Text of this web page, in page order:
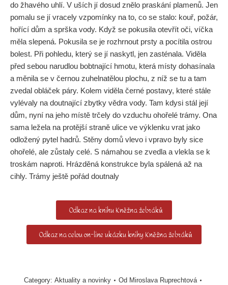
do žhavého uhlí. V uších jí dosud znělo praskání plamenů. Jen
pomalu se jí vracely vzpomínky na to, co se stalo: kouř, požár,
hořící dům a sprška vody. Když se pokusila otevřít oči, víčka
měla slepená. Pokusila se je rozhrnout prsty a pocítila ostrou
bolest. Při pohledu, který se jí naskytl, jen zasténala. Viděla
před sebou narudlou bobtnající hmotu, která místy dohasínala
a měnila se v černou zuhelnatělou plochu, z níž se tu a tam
zvedal obláček páry. Kolem viděla černé postavy, které stále
vylévaly na doutnající zbytky vědra vody. Tam kdysi stál její
dům, nyní na jeho místě trčely do vzduchu ohořelé trámy. Ona
sama ležela na protější straně ulice ve výklenku vrat jako
odložený pytel hadrů. Stěny domů vlevo i vpravo byly sice
ohořelé, ale zůstaly celé. S námahou se zvedla a vlekla se k
troskám naproti. Hrázděná konstrukce byla spálená až na
cihly. Trámy ještě pořád doutnaly
Odkaz na knihu Kněžna žebráků
Odkaz na celou on-line ukázku knihy Kněžna žebráků
Category: Aktuality a novinky Od Miroslava Ruprechtová